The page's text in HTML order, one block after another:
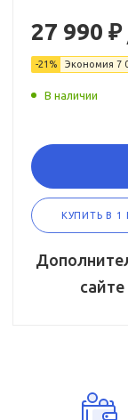
27 990 ₽
-21% Экономия 7
В наличии
КУПИТЬ В 1